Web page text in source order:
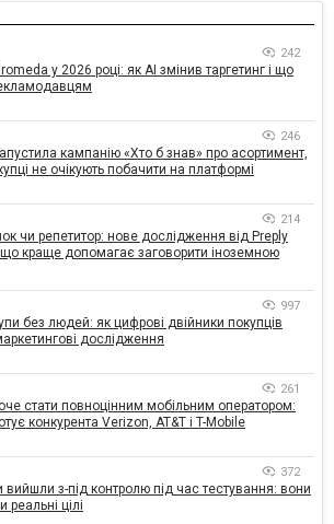
242
у 2026 році: як AI змінив таргетинг і що
246
кампанію «Хто б знав» про асортимент,
не очікують побачити на платформі
214
чи репетитор: нове дослідження від Preply
краще допомагає заговорити іноземною
997
без людей: як цифрові двійники покупців
дослідження
261
стати повноцінним мобільним оператором:
конкурента Verizon, AT&T і T-Mobile
372
вийшли з-під контролю під час тестування: вони
реальні цілі